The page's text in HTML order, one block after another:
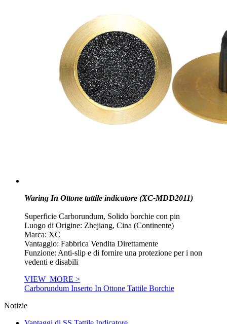
Waring In Ottone tattile indicatore (XC-MDD2011)
Superficie Carborundum, Solido borchie con pin
Luogo di Origine: Zhejiang, Cina (Continente)
Marca: XC
Vantaggio: Fabbrica Vendita Direttamente
Funzione: Anti-slip e di fornire una protezione per i non
vedenti e disabili
VIEW_MORE >
Carborundum Inserto In Ottone Tattile Borchie
Notizie